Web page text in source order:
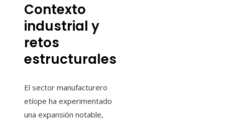
Contexto
industrial y
retos
estructurales
El sector manufacturero
etíope ha experimentado
una expansión notable,